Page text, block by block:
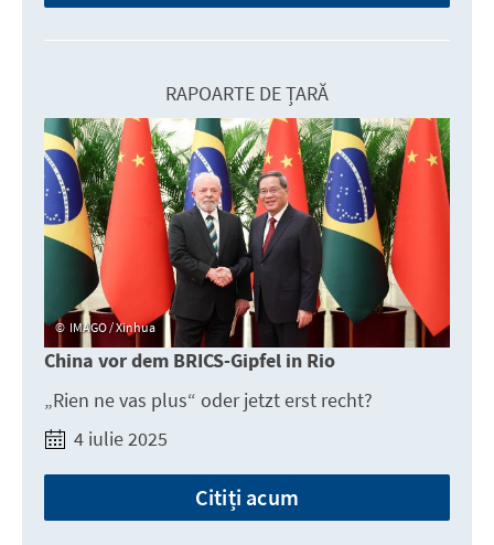
RAPOARTE DE ȚARĂ
IMAGO / Xinhua
China vor dem BRICS-Gipfel in Rio
„Rien ne vas plus“ oder jetzt erst recht?
4 iulie 2025
Citiți acum